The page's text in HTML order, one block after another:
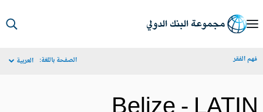
الفقر الصفحة باللغة: العربية